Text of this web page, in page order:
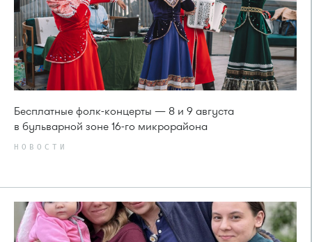
Бесплатные фолк-концерты — 8 и 9 августа
в бульварной зоне 16-го микрорайона
НОВОСТИ